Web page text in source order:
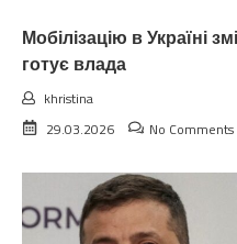
Мобілізацію в Україні
готує влада
khristina
29.03.2026
No Comments